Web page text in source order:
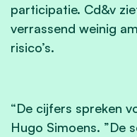
participatie. Cd&v
verrassend weinig
risico’s.
“De cijfers spreken
Hugo Simoens. ”De